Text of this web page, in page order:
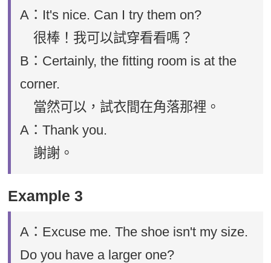
A：It's nice. Can I try them on?
很棒！我可以試穿看看嗎？
B：Certainly, the fitting room is at the
corner.
當然可以，試衣間在角落那裡。
A：Thank you.
謝謝。
Example 3
A：Excuse me. The shoe isn't my size.
Do you have a larger one?